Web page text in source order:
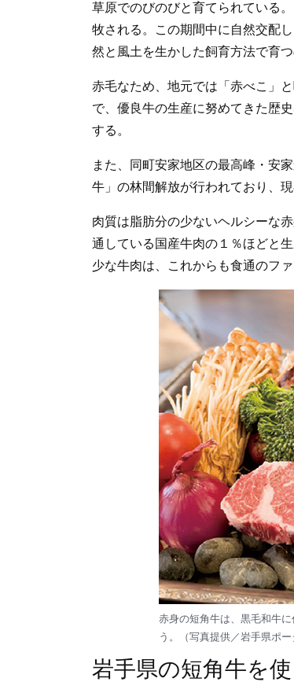
草原でのびのびと育てられている
牧される。この期間中に自然交配
然と風土を生かした飼育方法で育つ
赤毛なため、地元では「赤べこ」
で、優良牛の生産に努めてきた歴
する。
また、同町安家地区の最高峰・安
牛」の林間解放が行われており、
肉質は脂肪分の少ないヘルシーな
通している国産牛肉の１％ほどと
少な牛肉は、これからも食通のフ
赤身の短角牛は、黒毛和牛
う。（写真提供／岩手県ポー
岩手県の短角牛を